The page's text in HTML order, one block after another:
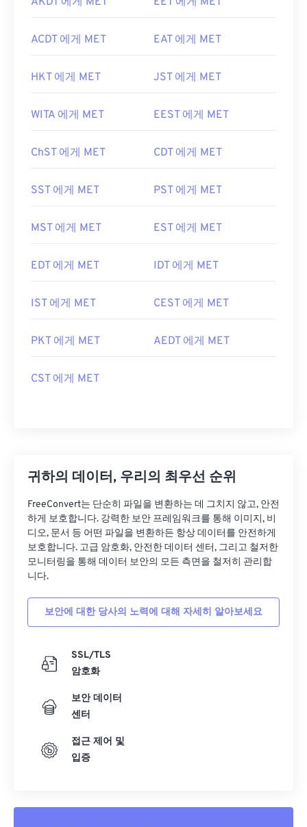
ACDT 에게 MET EAT 에게 MET
HKT 에게 MET JST 에게 MET
WITA 에게 MET EEST 에게 MET
ChST 에게 MET CDT 에게 MET
SST 에게 MET PST 에게 MET
MST 에게 MET EST 에게 MET
EDT 에게 MET IDT 에게 MET
IST 에게 MET CEST 에게 MET
PKT 에게 MET AEDT 에게 MET
CST 에게 MET
귀하의 데이터, 우리의 최우선 순위
FreeConvert는 단순히 파일을 변환하는 데 그치지 않고, 안전
하게 보호합니다. 강력한 보안 프레임워크를 통해 이미지, 비
디오, 문서 등 어떤 파일을 변환하든 항상 데이터를 안전하게
보호합니다. 고급 암호화, 안전한 데이터 센터, 그리고 철저한
모니터링을 통해 데이터 보안의 모든 측면을 철저히 관리합
니다.
보안에 대한 당사의 노력에 대해 자세히 알아보세요
SSL/TLS
암호화
보안 데이터
센터
접근 제어 및
입증